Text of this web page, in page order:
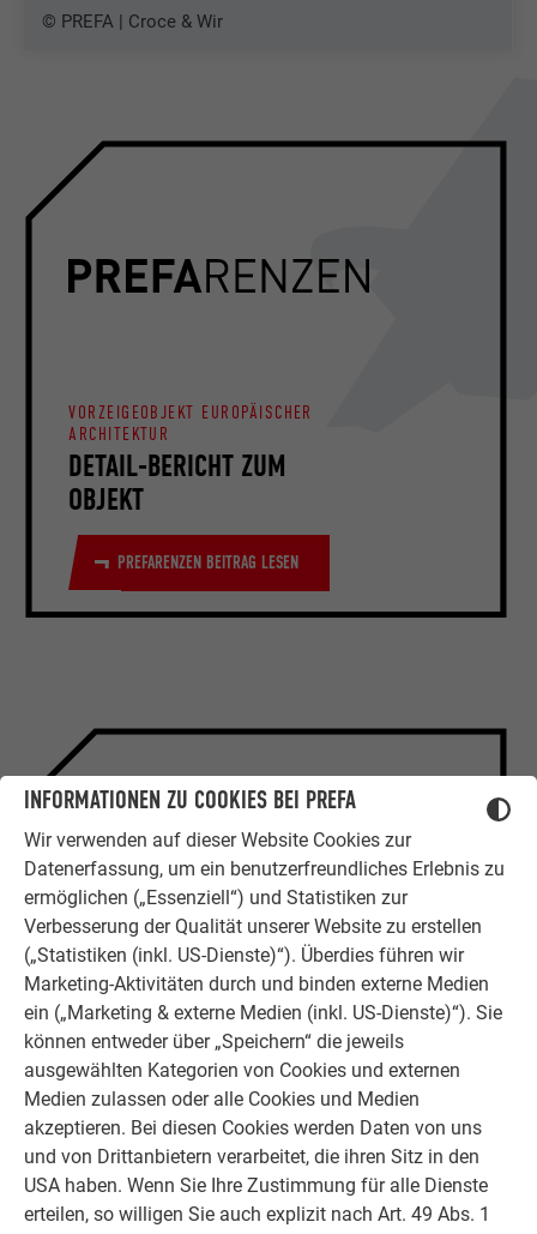
INFORMATIONEN ZU COOKIES BEI PREFA
Wir verwenden auf dieser Website Cookies zur
Datenerfassung, um ein benutzerfreundliches Erlebnis zu
ermöglichen („Essenziell“) und Statistiken zur
Verbesserung der Qualität unserer Website zu erstellen
(„Statistiken (inkl. US-Dienste)“). Überdies führen wir
Marketing-Aktivitäten durch und binden externe Medien
ein („Marketing & externe Medien (inkl. US-Dienste)“). Sie
können entweder über „Speichern“ die jeweils
ausgewählten Kategorien von Cookies und externen
Medien zulassen oder alle Cookies und Medien
akzeptieren. Bei diesen Cookies werden Daten von uns
und von Drittanbietern verarbeitet, die ihren Sitz in den
USA haben. Wenn Sie Ihre Zustimmung für alle Dienste
erteilen, so willigen Sie auch explizit nach Art. 49 Abs. 1
© PREFA | Croce & Wir
DETAIL-BERICHT ZUM
OBJEKT
VORZEIGEOBJEKT EUROPÄISCHER
ARCHITEKTUR
PREFARENZEN BEITRAG LESEN
ZUFRIEDENE KUNDEN
Ob Bauherr, Sanierer, Verarbeiter oder
Architekt - die Zufriedenheit all
unserer Kunden liegt uns am Herzen.
Deshalb versuchen wir als PREFA in
allen Phasen Ihres Projektes als
starker Begleiter zur Seite zu stehen.
Überzeugen Sie sich selbst!
ERFAHRUNGSBERICHTE LESEN